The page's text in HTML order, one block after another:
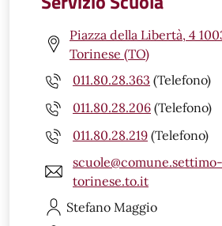
Piazza della Libertà, 4
Torinese (TO)
011.80.28.363 (Telefono)
011.80.28.206 (Telefono)
011.80.28.219 (Telefono)
scuole@comune.settimo-
torinese.to.it
Stefano Maggio